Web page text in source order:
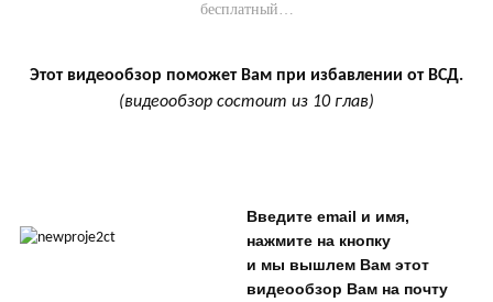
бесплатный…
Этот видеообзор поможет Вам при избавлении от ВСД.
(видеообзор состоит из 10 глав)
Введите email и имя,
нажмите на кнопку
и мы вышлем Вам этот
видеообзор Вам на почту